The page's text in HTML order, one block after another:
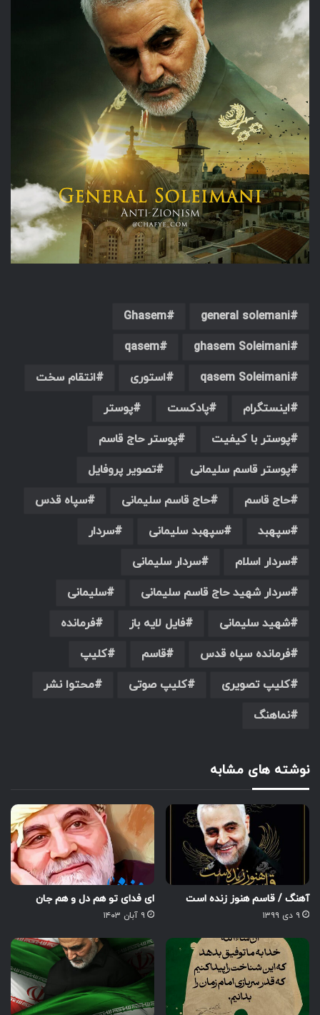
general solemani
Ghasem
ghasem Soleimani
qasem
qasem Soleimani
استوری
انتقام سخت
اینستگرام
پادکست
پوستر
پوستر با کیفیت
پوستر حاج قاسم
پوستر قاسم سلیمانی
تصویر پروفایل
حاج قاسم
حاج قاسم سلیمانی
سپاه قدس
سپهبد
سپهبد سلیمانی
سردار
سردار اسلام
سردار سلیمانی
سردار شهید حاج قاسم سلیمانی
سلیمانی
شهید سلیمانی
فایل لایه باز
فرمانده
فرمانده سپاه قدس
قاسم
کلیپ
کلیپ تصویری
کلیپ صوتی
محتوا نشر
نماهنگ
نوشته های مشابه
آهنگ / قاسم هنوز زنده است
۹ دی ۱۳۹۹
ای فدای تو هم دل و هم جان
۹ آبان ۱۴۰۳